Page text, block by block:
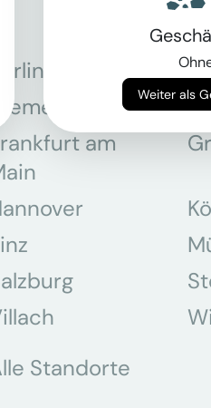
Berlin
Bremen
am
Standorte
Weiter als